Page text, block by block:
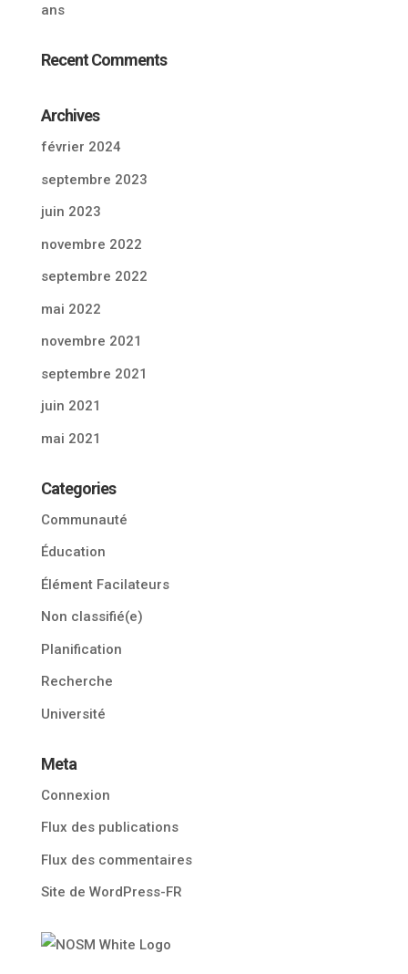
ans
Recent Comments
Archives
février 2024
septembre 2023
juin 2023
novembre 2022
septembre 2022
mai 2022
novembre 2021
septembre 2021
juin 2021
mai 2021
Categories
Communauté
Éducation
Élément Facilateurs
Non classifié(e)
Planification
Recherche
Université
Meta
Connexion
Flux des publications
Flux des commentaires
Site de WordPress-FR